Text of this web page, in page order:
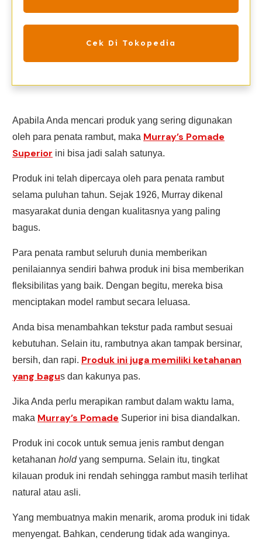
Cek Di Tokopedia
Apabila Anda mencari produk yang sering digunakan
oleh para penata rambut, maka Murray’s Pomade
Superior ini bisa jadi salah satunya.
Produk ini telah dipercaya oleh para penata rambut
selama puluhan tahun. Sejak 1926, Murray dikenal
masyarakat dunia dengan kualitasnya yang paling
bagus.
Para penata rambut seluruh dunia memberikan
penilaiannya sendiri bahwa produk ini bisa memberikan
fleksibilitas yang baik. Dengan begitu, mereka bisa
menciptakan model rambut secara leluasa.
Anda bisa menambahkan tekstur pada rambut sesuai
kebutuhan. Selain itu, rambutnya akan tampak bersinar,
bersih, dan rapi. Produk ini juga memiliki ketahanan
yang bagus dan kakunya pas.
Jika Anda perlu merapikan rambut dalam waktu lama,
maka Murray’s Pomade Superior ini bisa diandalkan.
Produk ini cocok untuk semua jenis rambut dengan
ketahanan holdyang sempurna. Selain itu, tingkat
kilauan produk ini rendah sehingga rambut masih terlihat
natural atau asli.
Yang membuatnya makin menarik, aroma produk ini tidak
menyengat. Bahkan, cenderung tidak ada wanginya.